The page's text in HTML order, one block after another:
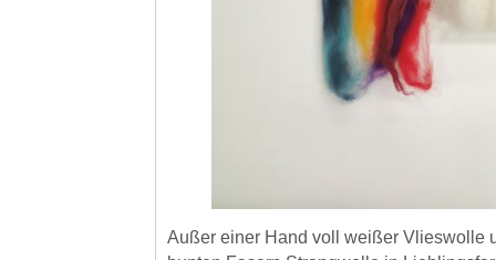
Außer einer Hand voll weißer Vlieswolle